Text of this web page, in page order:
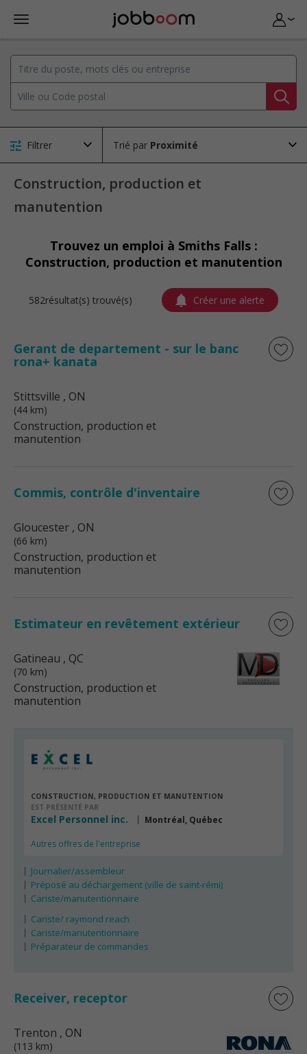
Filtrer Trié par
Construction, production et
manutention
Trouvez un emploi à Smiths Falls :
Construction, production et manutention
582résultat(s) trouvé(s) Créer une alerte
Gerant de departement - sur le banc
rona+ kanata
Stittsville , ON
(44 km)
Construction, production et
manutention
Commis, contrôle d'inventaire
Gloucester , ON
(66 km)
Construction, production et
manutention
Estimateur en revêtement extérieur
Gatineau , QC
(70 km)
Construction, production et
manutention
CONSTRUCTION, PRODUCTION ET MANUTENTION
EST PRÉSENTÉ PAR
Excel Personnel inc. Montréal, Québec
Autres offres de l'entreprise
Journalier/assembleur
Préposé au déchargement (ville de saint-rémi)
Cariste/manutentionnaire
Cariste/ raymond reach
Cariste/manutentionnaire
Préparateur de commandes
Receiver, receptor
Trenton , ON
(113 km)